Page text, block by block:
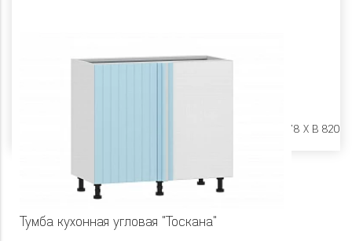
Ш 150 X Г 478 X В 820
Тумба кухонная угловая "Тоскана"